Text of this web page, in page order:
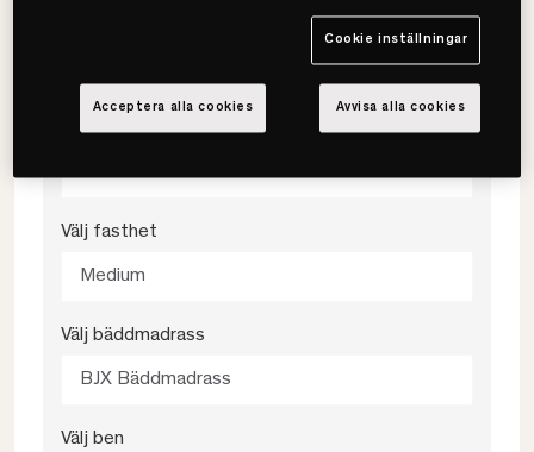
Välj färg
Välj fasthet
Medium
Välj bäddmadrass
BJX Bäddmadrass
Välj ben
Cookie inställningar
Avvisa alla cookies
Acceptera alla cookies